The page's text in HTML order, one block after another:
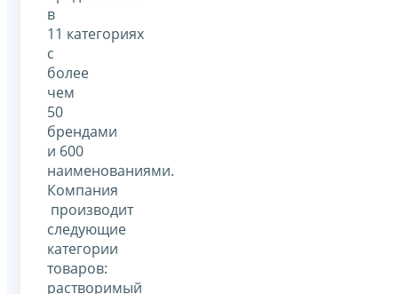
в
11 категориях
с
более
чем
50
брендами
и 600
наименованиями.
Компания
производит
следующие
категории
товаров:
растворимый